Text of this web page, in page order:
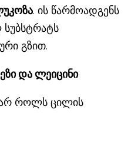
. ის წარმოადგენს
გზით.
და ლეიცინი
როლს ცილის